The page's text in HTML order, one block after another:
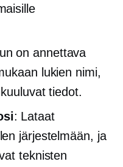
on annettava
lukien nimi,
tiedot.
: Lataat
järjestelmään, ja
teknisten